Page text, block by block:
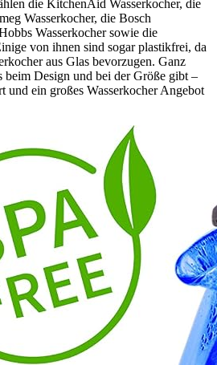
die KitchenAid Wasserkocher, die
Wasserkocher, die Bosch
Wasserkocher sowie die
von ihnen sind sogar plastikfrei, da
aus Glas bevorzugen. Ganz
beim Design und bei der Größe gibt –
und ein großes Wasserkocher Angebot